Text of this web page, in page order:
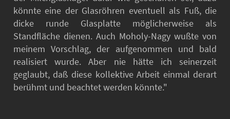
könnte eine der Glasröhren eventuell als Fuß, die
dicke runde Glasplatte möglicherweise als
Standfläche dienen. Auch Moholy-Nagy wußte von
meinem Vorschlag, der aufgenommen und bald
realisiert wurde. Aber nie hätte ich seinerzeit
geglaubt, daß diese kollektive Arbeit einmal derart
berühmt und beachtet werden könnte."